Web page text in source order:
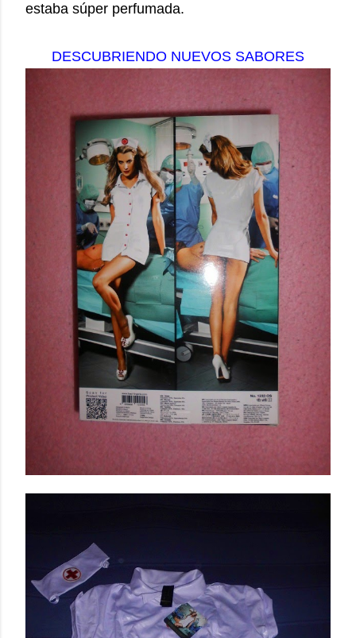
estaba súper perfumada.
DESCUBRIENDO NUEVOS SABORES